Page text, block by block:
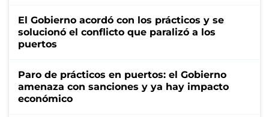
El Gobierno acordó con los prácticos y se
solucionó el conflicto que paralizó a los
puertos
Paro de prácticos en puertos: el Gobierno
amenaza con sanciones y ya hay impacto
económico